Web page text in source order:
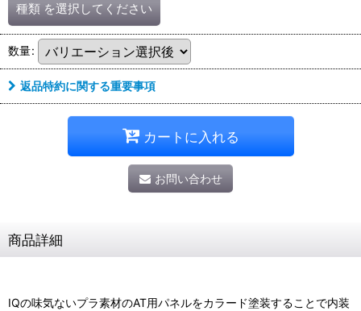
種類 を選択してください
数量:
返品特約に関する重要事項
カートに入れる
お問い合わせ
商品詳細
IQの味気ないプラ素材のAT用パネルをカラード塗装することで内装